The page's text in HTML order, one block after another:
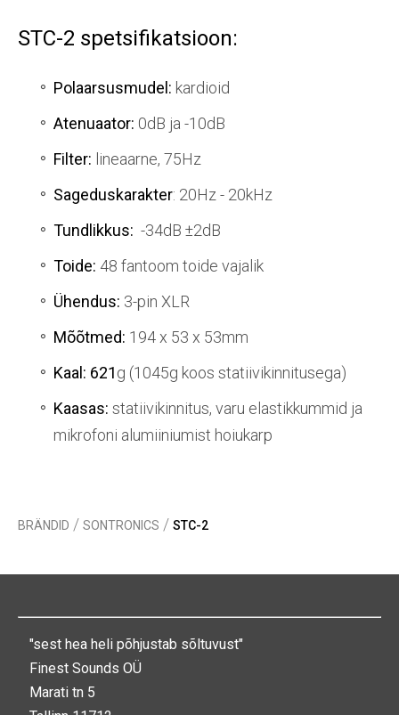
STC-2 spetsifikatsioon:
Polaarsusmudel: kardioid
Atenuaator: 0dB ja -10dB
Filter: lineaarne, 75Hz
Sageduskarakter: 20Hz - 20kHz
Tundlikkus: -34dB ±2dB
Toide: 48 fantoom toide vajalik
Ühendus: 3-pin XLR
Mõõtmed: 194 x 53 x 53mm
Kaal: 621g (1045g koos statiivikinnitusega)
Kaasas: statiivikinnitus, varu elastikkummid ja
mikrofoni alumiiniumist hoiukarp
BRÄNDID / SONTRONICS / STC-2
"sest hea heli põhjustab sõltuvust"
Finest Sounds OÜ
Marati tn 5